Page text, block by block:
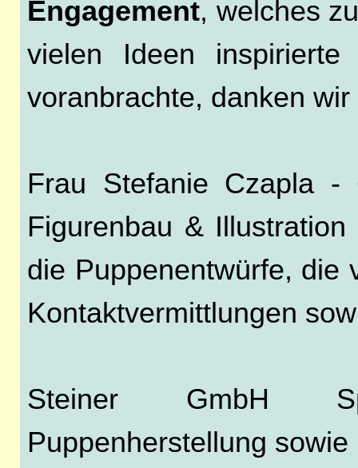
Engagement, welches
vielen Ideen
voranbrachte, danken wir
Frau Stefanie Czapla
Figurenbau &
die Puppenentwürfe, die
Kontaktvermittlungen
Steiner GmbH
Puppenherstellung